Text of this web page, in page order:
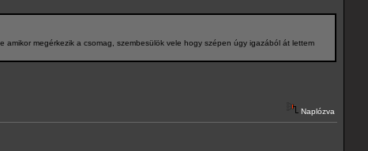
megérkezik a csomag, szembesülök vele hogy szépen úgy igazából át lettem
Naplózva